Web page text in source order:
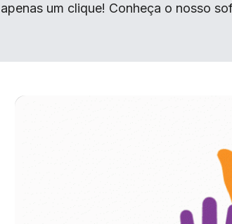
apenas um clique! Conheça o nosso